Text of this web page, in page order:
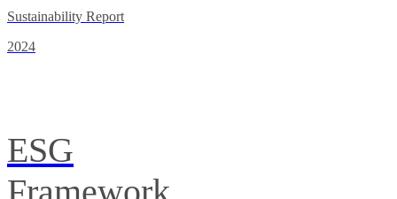
Sustainability Report
2024
ESG